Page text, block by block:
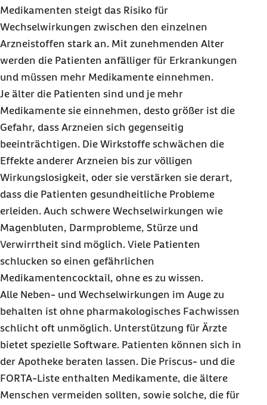
Medikamenten steigt das Risiko für
Wechselwirkungen zwischen den einzelnen
Arzneistoffen stark an. Mit zunehmenden Alter
werden die Patienten anfälliger für Erkrankungen
und müssen mehr Medikamente einnehmen.
Je älter die Patienten sind und je mehr
Medikamente sie einnehmen, desto größer ist die
Gefahr, dass Arzneien sich gegenseitig
beeinträchtigen. Die Wirkstoffe schwächen die
Effekte anderer Arzneien bis zur völligen
Wirkungslosigkeit, oder sie verstärken sie derart,
dass die Patienten gesundheitliche Probleme
erleiden. Auch schwere Wechselwirkungen wie
Magenbluten, Darmprobleme, Stürze und
Verwirrtheit sind möglich. Viele Patienten
schlucken so einen gefährlichen
Medikamentencocktail, ohne es zu wissen.
Alle Neben- und Wechselwirkungen im Auge zu
behalten ist ohne pharmakologisches Fachwissen
schlicht oft unmöglich. Unterstützung für Ärzte
bietet spezielle Software. Patienten können sich in
der Apotheke beraten lassen. Die Priscus- und die
FORTA-Liste enthalten Medikamente, die ältere
Menschen vermeiden sollten, sowie solche, die für